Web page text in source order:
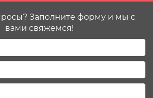
Заполните форму и мы с
вами свяжемся!